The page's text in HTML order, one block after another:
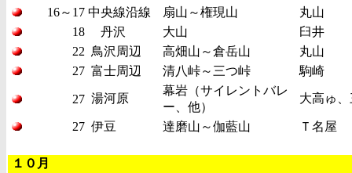
16～17 中央線沿線 扇山～権現山
丸山
18
丹沢 大山
臼井
22 鳥沢周辺 高畑山～倉岳山
丸山
27 富士周辺 清八峠～三つ峠 駒崎
27 湯河原
幕岩（サイレントバレ
ー、他）
大高ゅ
27 伊豆 達磨山～伽藍山 Ｔ名屋
１０月